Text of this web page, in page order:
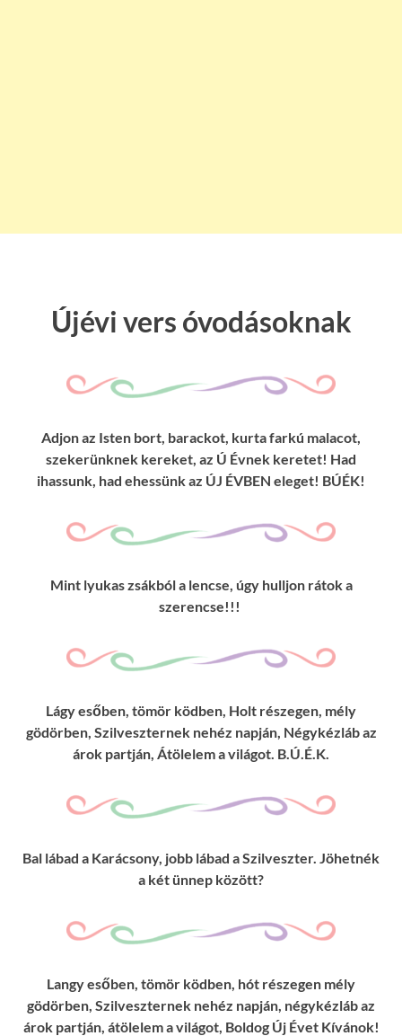
Újévi vers óvodásoknak
Adjon az Isten bort, barackot, kurta farkú malacot,
szekerünknek kereket, az Ú Évnek keretet! Had
ihassunk, had ehessünk az ÚJ ÉVBEN eleget! BÚÉK!
Mint lyukas zsákból a lencse, úgy hulljon rátok a
szerencse!!!
Lágy esőben, tömör ködben, Holt részegen, mély
gödörben, Szilveszternek nehéz napján, Négykézláb az
árok partján, Átölelem a világot. B.Ú.É.K.
Bal lábad a Karácsony, jobb lábad a Szilveszter. Jöhetnék
a két ünnep között?
Langy esőben, tömör ködben, hót részegen mély
gödörben, Szilveszternek nehéz napján, négykézláb az
árok partján, átölelem a világot, Boldog Új Évet Kívánok!